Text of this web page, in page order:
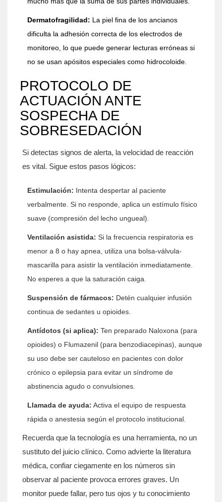
Dermatofragilidad: La piel fina de los ancianos
dificulta la adhesión correcta de los electrodos de
monitoreo, lo que puede generar lecturas erróneas si
no se usan apósitos especiales como hidrocoloide.
PROTOCOLO DE
ACTUACIÓN ANTE
SOSPECHA DE
SOBRESEDACIÓN
Si detectas signos de alerta, la velocidad de reacción
es vital. Sigue estos pasos lógicos:
Estimulación: Intenta despertar al paciente
verbalmente. Si no responde, aplica un estímulo físico
suave (compresión del lecho ungueal).
Ventilación asistida: Si la frecuencia respiratoria es
menor a 8 o hay apnea, utiliza una bolsa-válvula-
mascarilla para asistir la ventilación inmediatamente.
No esperes a que la saturación caiga.
Suspensión de fármacos: Detén cualquier infusión
continua de sedantes u opioides.
Antídotos (si aplica): Ten preparado Naloxona (para
opioides) o Flumazenil (para benzodiacepinas), aunque
su uso debe ser cauteloso en pacientes con dolor
crónico o epilepsia para evitar un síndrome de
abstinencia agudo o convulsiones.
Llamada de ayuda: Activa el equipo de respuesta
rápida o anestesia según el protocolo institucional.
Recuerda que la tecnología es una herramienta, no un
sustituto del juicio clínico. Como advierte la literatura
médica, confiar ciegamente en los números sin
observar al paciente provoca errores graves. Un
monitor puede fallar, pero tus ojos y tu conocimiento